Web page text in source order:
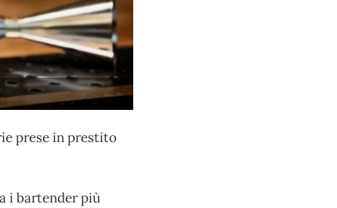
prese in prestito
i bartender più